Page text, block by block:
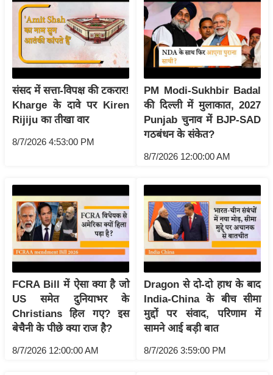
g
w
s
ला
इ
फ
स्टा
टे
क्नॉ
लॉ
जी
ब्यू
/
फै
श
न
घ
संसद में सत्ता-विपक्ष की टकरार!
Kharge के दावे पर Kiren
Rijiju का तीखा वार
8/7/2026 4:53:00 PM
PM Modi-Sukhbir Badal
की दिल्ली में मुलाकात, 2027
Punjab चुनाव में BJP-SAD
गठबंधन के संकेत?
8/7/2026 12:00:00 AM
FCRA Bill में ऐसा क्या है जो
US समेत दुनियाभर के
Christians हिल गए? इस
बेचैनी के पीछे क्या राज है?
8/7/2026 12:00:00 AM
Dragon से दो-दो हाथ के बाद
India-China के बीच सीमा
मुद्दों पर संवाद, परिणाम में
सामने आई बड़ी बात
8/7/2026 3:59:00 PM